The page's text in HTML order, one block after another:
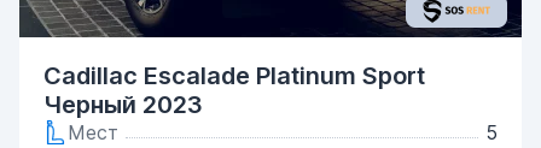
Cadillac Escalade Platinum Sport
Черный 2023
Мест
5